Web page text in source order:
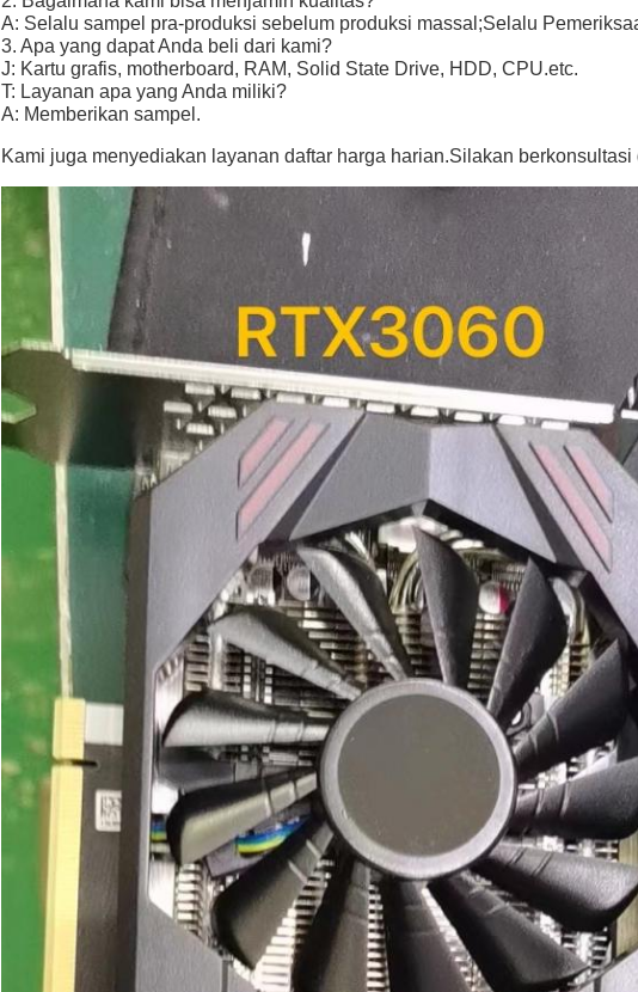
A: Selalu sampel pra-produksi sebelum produksi massal;Selalu
3. Apa yang dapat Anda beli dari kami?
J: Kartu grafis, motherboard, RAM, Solid State Drive, HDD, CPU.etc.
T: Layanan apa yang Anda miliki?
A: Memberikan sampel.
Kami juga menyediakan layanan daftar harga harian.Silakan